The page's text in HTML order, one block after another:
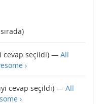
cevap seçildi) — All
›
cevap seçildi) — All
›